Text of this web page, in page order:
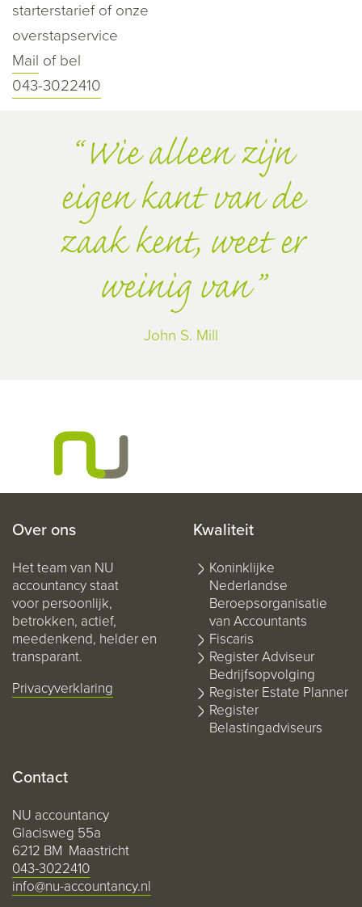
starterstarief of onze
overstapservice
Mail of bel
043-3022410
Wie alleen zijn
eigen kant van de
zaak kent, weet er
weinig van
John S. Mill
Over ons
Het team van NU
accountancy staat
voor persoonlijk,
betrokken, actief,
meedenkend, helder en
transparant.
Privacyverklaring
Kwaliteit
Koninklijke
Nederlandse
Beroepsorganisatie
van Accountants
Fiscaris
Register Adviseur
Bedrijfsopvolging
Register Estate Planner
Register
Belastingadviseurs
Contact
NU accountancy
Glacisweg 55a
6212 BM Maastricht
043-3022410
info@nu-accountancy.nl